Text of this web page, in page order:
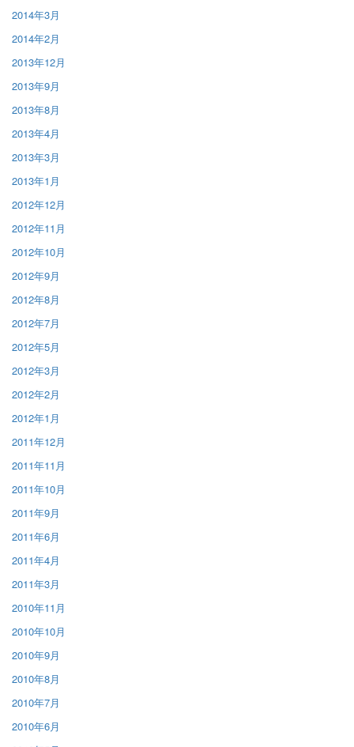
2014年3月
2014年2月
2013年12月
2013年9月
2013年8月
2013年4月
2013年3月
2013年1月
2012年12月
2012年11月
2012年10月
2012年9月
2012年8月
2012年7月
2012年5月
2012年3月
2012年2月
2012年1月
2011年12月
2011年11月
2011年10月
2011年9月
2011年6月
2011年4月
2011年3月
2010年11月
2010年10月
2010年9月
2010年8月
2010年7月
2010年6月